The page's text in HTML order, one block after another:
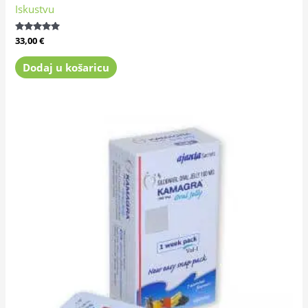
Iskustvu
Ocijenjeno
4.80
od 5
33,00€
Dodaj u košaricu